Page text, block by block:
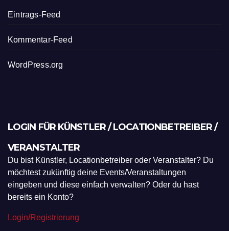
Eintrags-Feed
Kommentar-Feed
WordPress.org
LOGIN FÜR KÜNSTLER / LOCATIONBETREIBER /
VERANSTALTER
Du bist Künstler, Locationbetreiber oder Veranstalter? Du
möchtest zukünftig deine Events/Veranstaltungen
eingeben und diese einfach verwalten? Oder du hast
bereits ein Konto?
Login/Registrierung